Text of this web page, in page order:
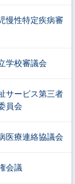
慢性特定疾病審
学校審議会
サービス第三者
員会
医療連絡協議会
会議